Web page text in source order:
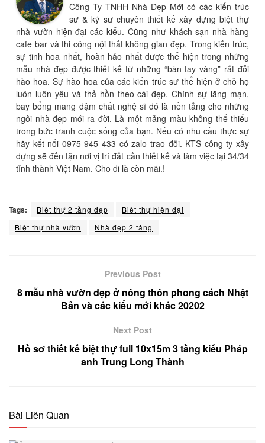
Công Ty TNHH Nhà Đẹp Mới có các kiến trúc
sư & kỹ sư chuyên thiết kế xây dựng biệt thự
nhà vườn hiện đại các kiểu. Cũng như khách sạn nhà hàng
cafe bar và thi công nội thất không gian đẹp. Trong kiến trúc,
sự tinh hoa nhất, hoàn hảo nhất được thể hiện trong những
mẫu nhà đẹp được thiết kế từ những “bàn tay vàng” rất đỗi
hào hoa. Sự hào hoa của các kiến trúc sư thể hiện ở chỗ họ
luôn luôn yêu và thả hồn theo cái đẹp. Chính sự lãng mạn,
bay bổng mang đậm chất nghệ sĩ đó là nền tảng cho những
ngôi nhà đẹp mới ra đời. Là một mảng màu không thể thiếu
trong bức tranh cuộc sống của bạn. Nếu có nhu cầu thực sự
hãy kết nối 0975 945 433 có zalo trao đỗi. KTS công ty xây
dựng sẽ đến tận nơi vị trí đất cần thiết kế và làm việc tại 34/34
tỉnh thành Việt Nam. Cho đi là còn mãi.!
Tags: Biệt thự 2 tầng đẹp
Biệt thự hiện đại
Biệt thự nhà vườn
Nhà đẹp 2 tầng
Previous Post
8 mẫu nhà vườn đẹp ở nông thôn phong cách Nhật
Bản và các kiểu mới khác 20202
Next Post
Hồ sơ thiết kế biệt thự full 10x15m 3 tầng kiểu Pháp
anh Trung Long Thành
Bài Liên Quan